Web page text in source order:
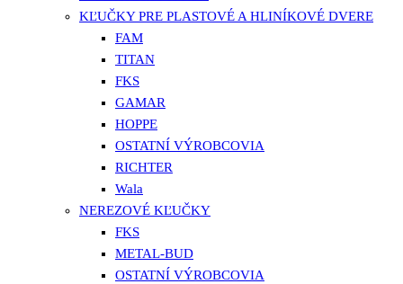
KĽUČKY PRE PLASTOVÉ A HLINÍKOVÉ DVERE
FAM
TITAN
FKS
GAMAR
HOPPE
OSTATNÍ VÝROBCOVIA
RICHTER
Wala
NEREZOVÉ KĽUČKY
FKS
METAL-BUD
OSTATNÍ VÝROBCOVIA